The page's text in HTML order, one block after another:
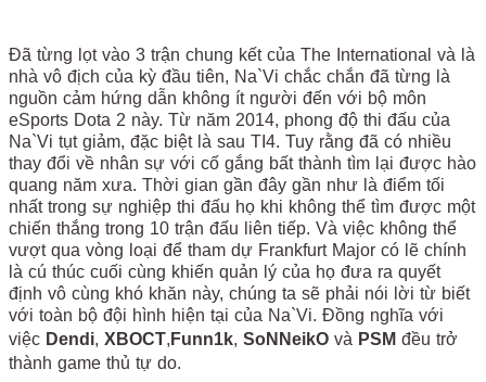
Đã từng lọt vào 3 trận chung kết của The International và là
nhà vô địch của kỳ đầu tiên, Na`Vi chắc chắn đã từng là
nguồn cảm hứng dẫn không ít người đến với bộ môn
eSports Dota 2 này. Từ năm 2014, phong độ thi đấu của
Na`Vi tụt giảm, đặc biệt là sau TI4. Tuy rằng đã có nhiều
thay đổi về nhân sự với cố gắng bất thành tìm lại được hào
quang năm xưa. Thời gian gần đây gần như là điểm tối
nhất trong sự nghiệp thi đấu họ khi không thể tìm được một
chiến thắng trong 10 trận đấu liên tiếp. Và việc không thể
vượt qua vòng loại để tham dự Frankfurt Major có lẽ chính
là cú thúc cuối cùng khiến quản lý của họ đưa ra quyết
định vô cùng khó khăn này, chúng ta sẽ phải nói lời từ biết
với toàn bộ đội hình hiện tại của Na`Vi. Đồng nghĩa với
việc Dendi, XBOCT, Funn1k, SoNNeikO và PSM đều trở
thành game thủ tự do.